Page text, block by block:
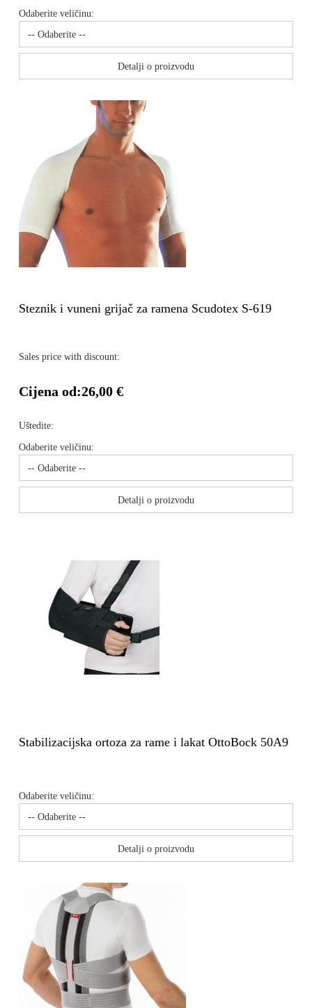
Odaberite veličinu:
Detalji o proizvodu
Steznik i vuneni grijač za ramena Scudotex S-619
Sales price with discount:
Cijena od:26,00 €
Uštedite:
Odaberite veličinu:
Detalji o proizvodu
Stabilizacijska ortoza za rame i lakat OttoBock 50A9
Odaberite veličinu:
Detalji o proizvodu